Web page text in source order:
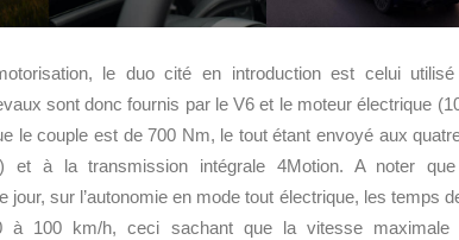
le duo cité en introduction est celui utilisé
sont donc fournis par le V6 et le moteur électrique
le couple est de 700 Nm, le tout étant envoyé aux
et à la transmission intégrale 4Motion. A noter
jour, sur l’autonomie en mode tout électrique, les temps
100 km/h, ceci sachant que la vitesse maximale